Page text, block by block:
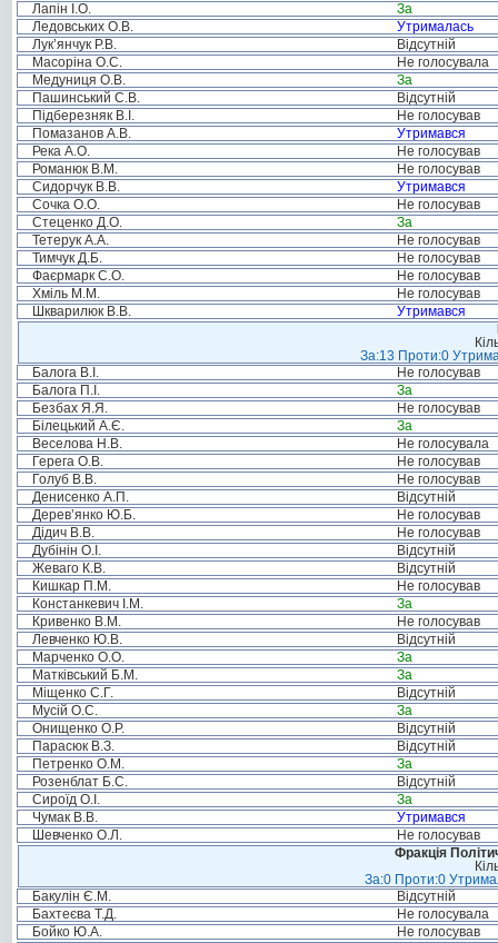
Лапін І.О.
За
Ледовських О.В.
Утрималась
Лук’янчук Р.В.
Відсутній
Масоріна О.С.
Не голосувала
Медуниця О.В.
За
Пашинський С.В.
Відсутній
Підберезняк В.І.
Не голосував
Помазанов А.В.
Утримався
Река А.О.
Не голосував
Романюк В.М.
Не голосував
Сидорчук В.В.
Утримався
Сочка О.О.
Не голосував
Стеценко Д.О.
За
Тетерук А.А.
Не голосував
Тимчук Д.Б.
Не голосував
Фаєрмарк С.О.
Не голосував
Хміль М.М.
Не голосував
Шкварилюк В.В.
Утримався
За:13 Проти:0
Балога В.І.
Не голосував
Балога П.І.
За
Безбах Я.Я.
Не голосував
Білецький А.Є.
За
Веселова Н.В.
Не голосувала
Герега О.В.
Не голосував
Голуб В.В.
Не голосував
Денисенко А.П.
Відсутній
Дерев’янко Ю.Б.
Не голосував
Дідич В.В.
Не голосував
Дубінін О.І.
Відсутній
Жеваго К.В.
Відсутній
Кишкар П.М.
Не голосував
Констанкевич І.М.
За
Кривенко В.М.
Не голосував
Левченко Ю.В.
Відсутній
Марченко О.О.
За
Матківський Б.М.
За
Міщенко С.Г.
Відсутній
Мусій О.С.
За
Онищенко О.Р.
Відсутній
Парасюк В.З.
Відсутній
Петренко О.М.
За
Розенблат Б.С.
Відсутній
Сироїд О.І.
За
Чумак В.В.
Утримався
Шевченко О.Л.
Не голосував
Фракція
За:0 Проти:0
Бакулін Є.М.
Відсутній
Бахтеєва Т.Д.
Не голосувала
Бойко Ю.А.
Не голосував